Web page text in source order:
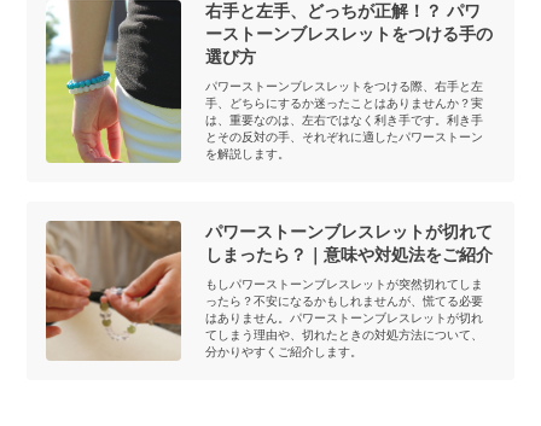
右手と左手、どっちが正解！？ パワ
ーストーンブレスレットをつける手の
選び方
パワーストーンブレスレットをつける際、右手と左
手、どちらにするか迷ったことはありませんか？実
は、重要なのは、左右ではなく利き手です。利き手
とその反対の手、それぞれに適したパワーストーン
を解説します。
パワーストーンブレスレットが切れて
しまったら？｜意味や対処法をご紹介
もしパワーストーンブレスレットが突然切れてしま
ったら？不安になるかもしれませんが、慌てる必要
はありません。パワーストーンブレスレットが切れ
てしまう理由や、切れたときの対処方法について、
分かりやすくご紹介します。